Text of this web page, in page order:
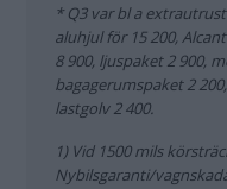
* Q3 var bl a
aluhjul för 15 200,
8 900, ljuspaket 2 900,
bagagerumspaket 2
lastgolv 2 400.
1) Vid 1500 mils
Nybilsgaranti/